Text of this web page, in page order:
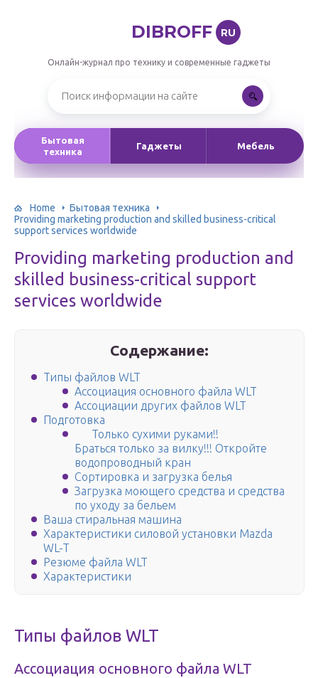
DIBROFF RU
Онлайн-журнал про технику и современные гаджеты
Бытовая
техника
Гаджеты Мебель
Home
Бытовая техника
Providing marketing production and skilled business-critical
support services worldwide
Providing marketing production and
skilled business-critical support
services worldwide
Содержание:
Типы файлов WLT
Ассоциация основного файла WLT
Ассоциации других файлов WLT
Подготовка
Только сухими руками!!
Браться только за вилку!!! Откройте
водопроводный кран
Сортировка и загрузка белья
Загрузка моющего средства и средства
по уходу за бельем
Ваша стиральная машина
Характеристики силовой установки Mazda
WL-T
Резюме файла WLT
Характеристики
Типы файлов WLT
Ассоциация основного файла WLT